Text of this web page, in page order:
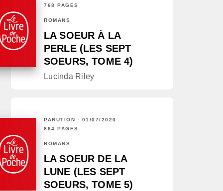
768 PAGES
ROMANS
LA SOEUR À LA
PERLE (LES SEPT
SOEURS, TOME 4)
Lucinda Riley
PARUTION : 01/07/2020
864 PAGES
ROMANS
LA SOEUR DE LA
LUNE (LES SEPT
SOEURS, TOME 5)